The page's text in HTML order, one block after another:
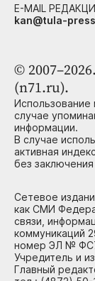
©
(n71.ru).
Использование
случае
информации.
В случае
активная
без
Сетевое
как СМИ
связи,
коммуникаций
номер ЭЛ №
Учредитель и
Главный
E-MAIL
kan@tula-